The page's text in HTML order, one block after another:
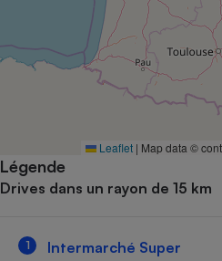
Leaflet | Map data ©
Légende
Drives dans un rayon de 15 km
1 Intermarché Super